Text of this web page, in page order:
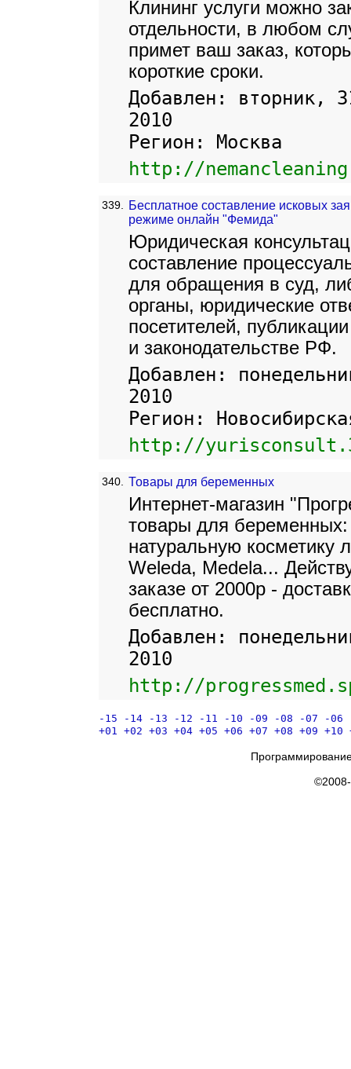
Клининг услуги можно
отдельности, в любом
примет ваш заказ,
короткие сроки.
Добавлен: вторник,
2010
Регион: Москва
http://
339.
Бесплатное составление исковых
режиме онлайн "Фемида"
Юридическая
составление
для обращения в суд,
органы, юридические
посетителей,
и законодательстве РФ.
Добавлен:
2010
Регион:
http://
340. Товары для беременных
Интернет-магазин
товары для
натуральную косметику
Weleda, Medela...
заказе от 2000р -
бесплатно.
Добавлен:
2010
http://
-15 -14 -13 -12 -11 -10 -09 -08 -07 -06
+01 +02 +03 +04 +05 +06 +07 +08 +09 +10